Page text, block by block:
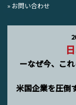
» お問い合わせ
ーなぜ今、こ
米国企業を圧倒